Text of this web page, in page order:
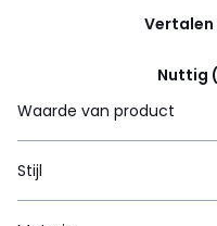
Nuttig
Waarde van product
Stijl